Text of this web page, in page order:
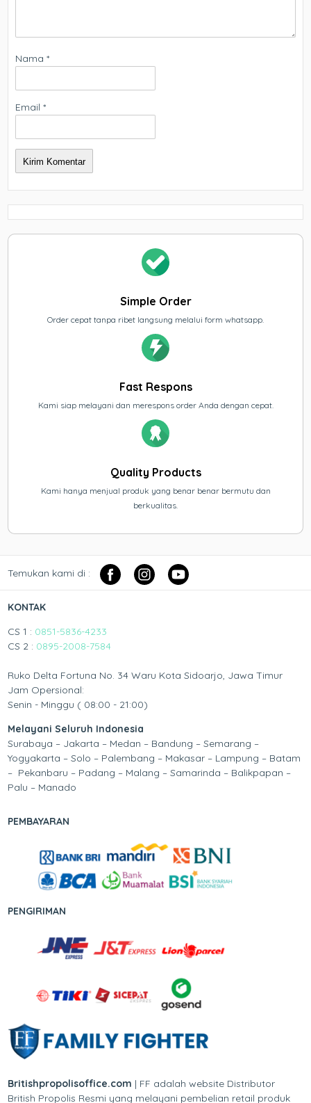
Nama*
Email*
Simple Order
Order cepat tanpa ribet langsung melalui form whatsapp.
Fast Respons
Kami siap melayani dan merespons order Anda dengan cepat.
Quality Products
Kami hanya menjual produk yang benar benar bermutu dan
berkualitas.
Temukan kami di :
KONTAK
CS 1 : 0851-5836-4233
CS 2 : 0895-2008-7584
Ruko Delta Fortuna No. 34 Waru Kota Sidoarjo, Jawa Timur
Jam Opersional:
Senin - Minggu ( 08:00 - 21:00)
Melayani Seluruh Indonesia
Surabaya – Jakarta – Medan – Bandung – Semarang –
Yogyakarta – Solo – Palembang – Makasar – Lampung – Batam
– Pekanbaru – Padang – Malang – Samarinda – Balikpapan –
Palu – Manado
PEMBAYARAN
PENGIRIMAN
Britishpropolisoffice.com | FF adalah website Distributor
British Propolis Resmi yang melayani pembelian retail produk